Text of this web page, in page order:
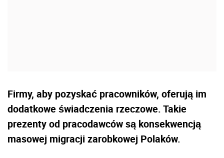
Firmy, aby pozyskać pracowników, oferują im
dodatkowe świadczenia rzeczowe. Takie
prezenty od pracodawców są konsekwencją
masowej migracji zarobkowej Polaków.